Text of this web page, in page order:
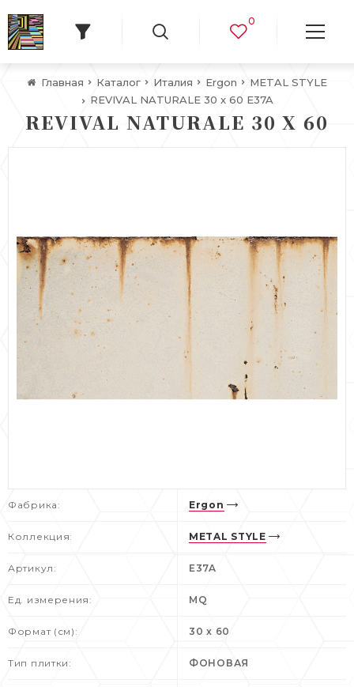
0
Главная Каталог Италия Ergon
METAL STYLE
REVIVAL NATURALE 30 x 60 E37A
REVIVAL NATURALE 30 X 60
Фабрика: Ergon
Коллекция: METAL STYLE
Артикул: E37A
Ед. измерения: MQ
Формат (см): 30 x 60
Тип плитки: ФОНОВАЯ